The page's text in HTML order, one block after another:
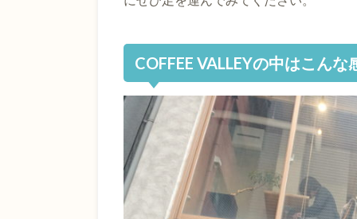
COFFEE VALLEYの中はこんな